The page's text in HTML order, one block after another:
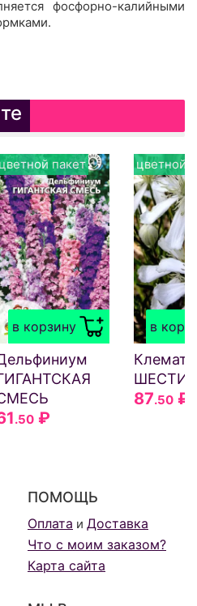
фосфорно-калийными
в корзину
цветной пакет
.50 ₽
в
цветной
87.50 ₽
ПОМОЩЬ
Оплата и Доставка
Что с моим заказом?
Карта сайта